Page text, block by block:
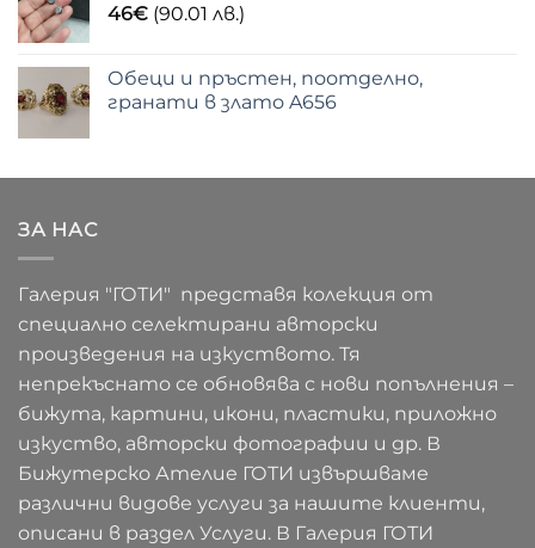
46€ (90.01 лв.)
Обеци и пръстен, поотделно,
гранати в злато A656
ЗА НАС
Галерия "ГОТИ" представя колекция от
специално селектирани авторски
произведения на изкуството. Тя
непрекъснато се обновява с нови попълнения –
бижута, картини, икони, пластики, приложно
изкуство, авторски фотографии и др. В
Бижутерско Ателие ГОТИ извършваме
различни видове услуги за нашите клиенти,
описани в раздел Услуги. В Галерия ГОТИ